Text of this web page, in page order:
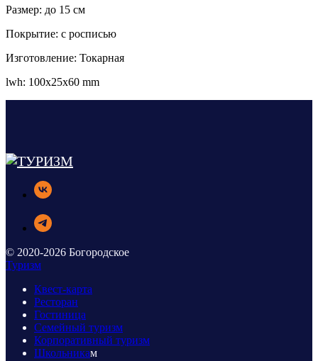
Размер: до 15 см
Покрытие: с росписью
Изготовление: Токарная
lwh: 100x25x60 mm
© 2020-2026 Богородское
Туризм
Квест-карта
Ресторан
Гостиница
Семейный туризм
Корпоративный туризм
Школьникам